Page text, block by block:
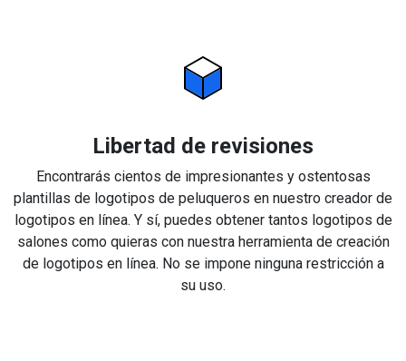
Libertad de revisiones
Encontrarás cientos de impresionantes y ostentosas
plantillas de logotipos de peluqueros en nuestro creador de
logotipos en línea. Y sí, puedes obtener tantos logotipos de
salones como quieras con nuestra herramienta de creación
de logotipos en línea. No se impone ninguna restricción a
su uso.